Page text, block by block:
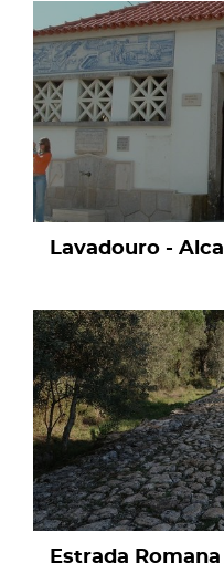
page
Lavadouro -
page
Estrada